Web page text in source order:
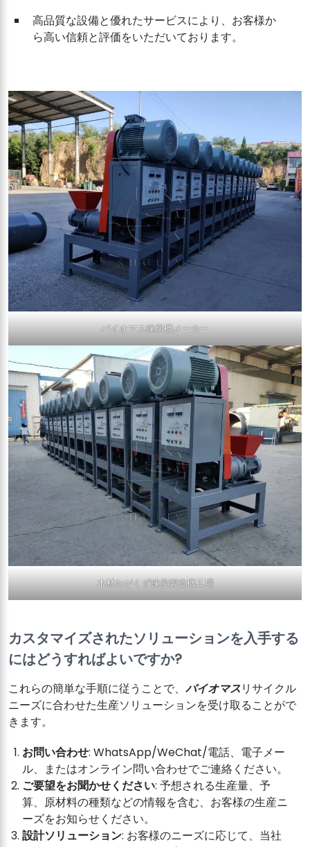
高品質な設備と優れたサービスにより、お客様か
ら高い信頼と評価をいただいております。
バイオマス練炭機メーカー
木材おがくず練炭製造機工場
カスタマイズされたソリューションを入手する
にはどうすればよいですか?
これらの簡単な手順に従うことで、 バイオマスリサイクル
ニーズに合わせた生産ソリューションを受け取ることがで
きます。
お問い合わせ: WhatsApp/WeChat/電話、電子メー
ル、またはオンライン問い合わせでご連絡ください。
ご要望をお聞かせください: 予想される生産量、予
算、原材料の種類などの情報を含む、お客様の生産ニ
ーズをお知らせください。
設計ソリューション: お客様のニーズに応じて、当社